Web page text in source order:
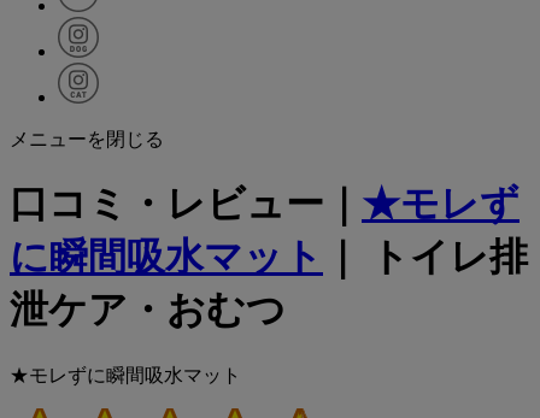
メニューを閉じる
口コミ・レビュー｜ ★モレず
に瞬間吸水マット
｜ トイレ排
泄ケア・おむつ
★モレずに瞬間吸水マット